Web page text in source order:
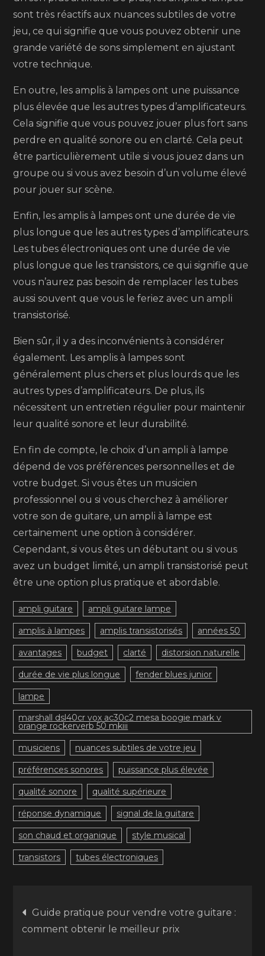
sont très réactifs aux nuances subtiles de votre
jeu, ce qui signifie que vous pouvez obtenir une
grande variété de sons simplement en ajustant
votre technique.
En outre, les amplis à lampes ont une puissance
plus élevée que les autres types d’amplificateurs.
Cela signifie que vous pouvez jouer plus fort sans
perdre en qualité sonore ou en clarté. Cela peut
être particulièrement utile si vous jouez dans un
groupe ou si vous avez besoin d’un volume élevé
pour jouer sur scène.
Enfin, les amplis à lampes ont une durée de vie
plus longue que les autres types d’amplificateurs.
Les tubes électroniques ont une durée de vie
plus longue que les transistors, ce qui signifie que
vous n’aurez pas besoin de remplacer les tubes
aussi souvent que vous le feriez avec un ampli
transistorisé.
Bien sûr, il y a des inconvénients à considérer
également. Les amplis à lampes sont
généralement plus chers et plus lourds que les
autres types d’amplificateurs. De plus, ils
nécessitent un entretien régulier pour maintenir
leur qualité sonore et leur durabilité.
En fin de compte, le choix d’un ampli à lampe
dépend de vos préférences personnelles et de
votre budget. Si vous êtes un musicien
professionnel ou si vous cherchez à améliorer
votre son de guitare, un ampli à lampe est
certainement une option à considérer.
Cependant, si vous êtes un débutant ou si vous
avez un budget limité, un ampli transistorisé peut
être une option plus pratique et abordable.
ampli guitare ampli guitare lampe
amplis à lampes amplis transistorisés années 50
avantages budget clarté distorsion naturelle
durée de vie plus longue fender blues junior
lampe
marshall dsl40cr vox ac30c2 mesa boogie mark v
orange rockerverb 50 mkiii
musiciens nuances subtiles de votre jeu
préférences sonores puissance plus élevée
qualité sonore qualité supérieure
réponse dynamique signal de la guitare
son chaud et organique style musical
transistors tubes électroniques
Navigation
de
Guide pratique pour vendre votre guitare :
comment obtenir le meilleur prix